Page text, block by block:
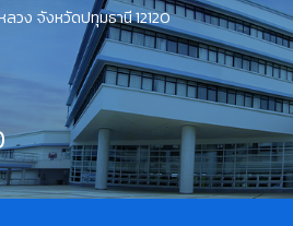
วง จังหวัดปทุมธานี 12120